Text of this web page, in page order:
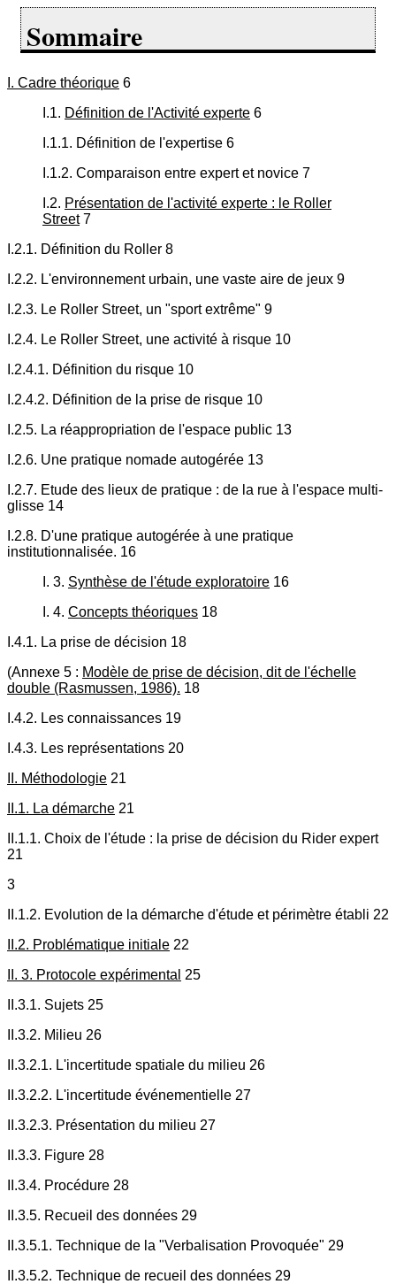
Sommaire
I. Cadre théorique 6
I.1. Définition de l'Activité experte 6
I.1.1. Définition de l'expertise 6
I.1.2. Comparaison entre expert et novice 7
I.2. Présentation de l'activité experte : le Roller
Street7
I.2.1. Définition du Roller 8
I.2.2. L'environnement urbain, une vaste aire de jeux 9
I.2.3. Le Roller Street, un "sport extrême" 9
I.2.4. Le Roller Street, une activité à risque 10
I.2.4.1. Définition du risque 10
I.2.4.2. Définition de la prise de risque 10
I.2.5. La réappropriation de l'espace public 13
I.2.6. Une pratique nomade autogérée 13
I.2.7. Etude des lieux de pratique : de la rue à l'espace multi-
glisse 14
I.2.8. D'une pratique autogérée à une pratique
institutionnalisée. 16
I. 3. Synthèse de l'étude exploratoire 16
I. 4. Concepts théoriques 18
I.4.1. La prise de décision 18
(Annexe 5 : Modèle de prise de décision, dit de l'échelle
double (Rasmussen, 1986). 18
I.4.2. Les connaissances 19
I.4.3. Les représentations 20
II. Méthodologie 21
II.1. La démarche 21
II.1.1. Choix de l'étude : la prise de décision du Rider expert
21
3
II.1.2. Evolution de la démarche d'étude et périmètre établi 22
II.2. Problématique initiale 22
II. 3. Protocole expérimental 25
II.3.1. Sujets 25
II.3.2. Milieu 26
II.3.2.1. L'incertitude spatiale du milieu 26
II.3.2.2. L'incertitude événementielle 27
II.3.2.3. Présentation du milieu 27
II.3.3. Figure 28
II.3.4. Procédure 28
II.3.5. Recueil des données 29
II.3.5.1. Technique de la "Verbalisation Provoquée" 29
II.3.5.2. Technique de recueil des données 29